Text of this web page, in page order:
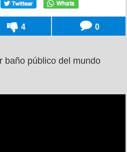
4 0
baño público del mundo